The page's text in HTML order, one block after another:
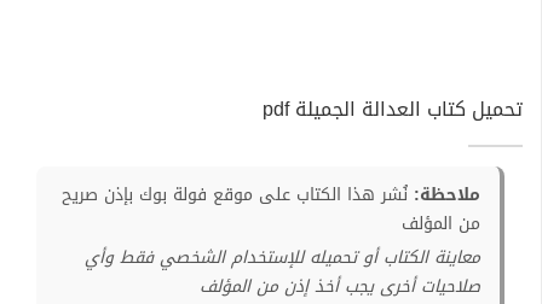
تحميل كتاب العدالة الجميلة pdf
ملاحظة: نُشر هذا الكتاب على موقع فولة بوك بإذن صريح
من المؤلف
معاينة الكتاب أو تحميله للإستخدام الشخصي فقط وأي
صلاحيات أخرى يجب أخذ إذن من المؤلف